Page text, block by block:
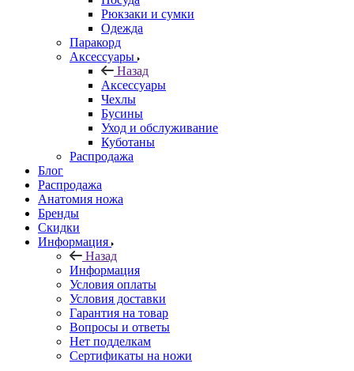
Рюкзаки и сумки
Одежда
Паракорд
Аксессуары
Назад
Аксессуары
Чехлы
Бусины
Уход и обслуживание
Куботаны
Распродажа
Блог
Распродажа
Анатомия ножа
Бренды
Скидки
Информация
Назад
Информация
Условия оплаты
Условия доставки
Гарантия на товар
Вопросы и ответы
Нет подделкам
Сертификаты на ножи